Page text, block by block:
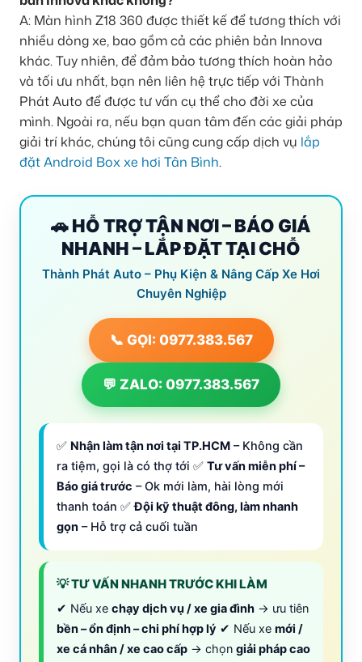
A: Màn hình Z18 360 được thiết kế để tương thích với
nhiều dòng xe, bao gồm cả các phiên bản Innova
khác. Tuy nhiên, để đảm bảo tương thích hoàn hảo
và tối ưu nhất, bạn nên liên hệ trực tiếp với Thành
Phát Auto để được tư vấn cụ thể cho đời xe của
mình. Ngoài ra, nếu bạn quan tâm đến các giải pháp
giải trí khác, chúng tôi cũng cung cấp dịch vụ lắp
đặt Android Box xe hơi Tân Bình.
🚗 HỖ TRỢ TẬN NƠI – BÁO GIÁ
NHANH – LẮP ĐẶT TẠI CHỖ
Thành Phát Auto – Phụ Kiện & Nâng Cấp Xe Hơi
Chuyên Nghiệp
📞 GỌI: 0977.383.567
💬 ZALO: 0977.383.567
✅ Nhận làm tận nơi tại TP.HCM – Không cần
ra tiệm, gọi là có thợ tới ✅ Tư vấn miễn phí –
Báo giá trước – Ok mới làm, hài lòng mới
thanh toán ✅Đội kỹ thuật đông, làm nhanh
gọn – Hỗ trợ cả cuối tuần
💡 TƯ VẤN NHANH TRƯỚC KHI LÀM
✔ Nếu xe chạy dịch vụ / xe gia đình → ưu tiên
bền – ổn định – chi phí hợp lý ✔ Nếu xe mới /
xe cá nhân / xe cao cấp → chọn giải pháp cao